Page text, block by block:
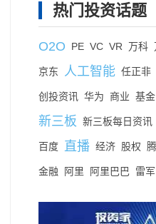
热门投资话题
O2O PE VC VR 万科
京东 人工智能 任正非
创投资讯 华为 商业 基金
新三板 新三板每日资讯
百度 直播 经济 股权
金融 阿里 阿里巴巴 雷军